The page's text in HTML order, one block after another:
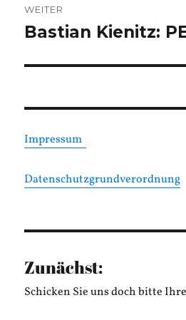
WEITER
Nächster
Bastian Kienitz:
Impressum
Datenschutzgrundverordnung
Zunächst:
Schicken Sie uns doch bitte